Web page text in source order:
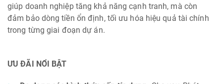
giúp doanh nghiệp tăng khả năng cạnh tranh, mà còn
đảm bảo dòng tiền ổn định, tối ưu hóa hiệu quả tài chính
trong từng giai đoạn dự án.
ƯU ĐÃI NỔI BẬT